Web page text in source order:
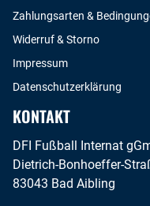
Zahlungsarten &
Widerruf & Storno
Impressum
Datenschutzerklärung
KONTAKT
DFI Fußball Internat
Dietrich-Bonhoeffer-
83043 Bad Aibling